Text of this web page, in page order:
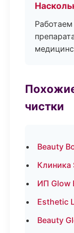
чистки
Beauty
ИП Glow
Esthetic
Beauty